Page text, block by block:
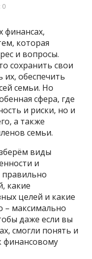
0
финансах,
которая
и вопросы.
сохранить свои
обеспечить
семьи. Но
сфера, где
и риски, но и
а также
семьи.
виды
и
правильно
какие
целей и какие
– максимально
даже если вы
смогли понять и
финансовому